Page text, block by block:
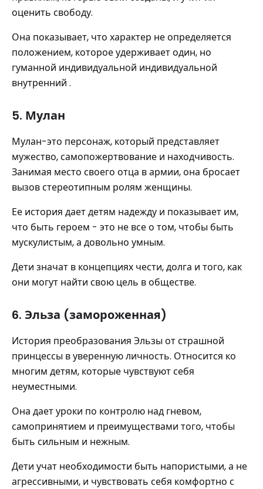
оценить свободу.
Она показывает, что характер не определяется
положением, которое удерживает один, но
гуманной индивидуальной индивидуальной
внутренний .
5. Мулан
Мулан-это персонаж, который представляет
мужество, самопожертвование и находчивость.
Занимая место своего отца в армии, она бросает
вызов стереотипным ролям женщины.
Ее история дает детям надежду и показывает им,
что быть героем - это не все о том, чтобы быть
мускулистым, а довольно умным.
Дети значат в концепциях чести, долга и того, как
они могут найти свою цель в обществе.
6. Эльза (замороженная)
История преобразования Эльзы от страшной
принцессы в уверенную личность. Относится ко
многим детям, которые чувствуют себя
неуместными.
Она дает уроки по контролю над гневом,
самопринятием и преимуществами того, чтобы
быть сильным и нежным.
Дети учат необходимости быть напористыми, а не
агрессивными, и чувствовать себя комфортно с